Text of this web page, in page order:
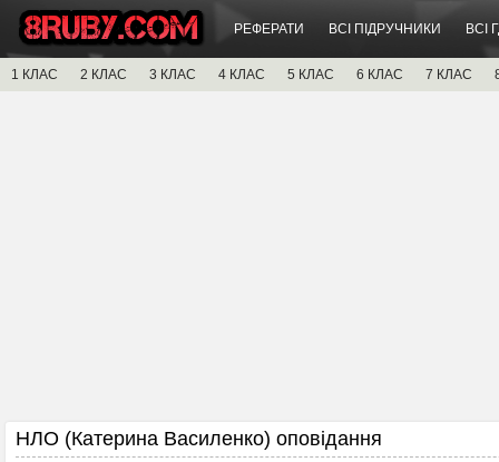
РЕФЕРАТИ ВСІ ПІДРУЧНИКИ ВСІ
1 КЛАС 2 КЛАС 3 КЛАС 4 КЛАС 5 КЛАС 6 КЛАС 7 КЛАС
НЛО (Катерина Василенко) оповідання